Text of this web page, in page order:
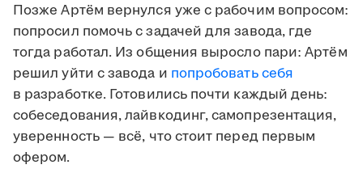
Позже Артём вернулся уже с рабочим вопросом:
попросил помочь с задачей для завода, где
тогда работал. Из общения выросло пари: Артём
решил уйти с завода и попробовать себя
в разработке. Готовились почти каждый день:
собеседования, лайвкодинг, самопрезентация,
уверенность — всё, что стоит перед первым
офером.